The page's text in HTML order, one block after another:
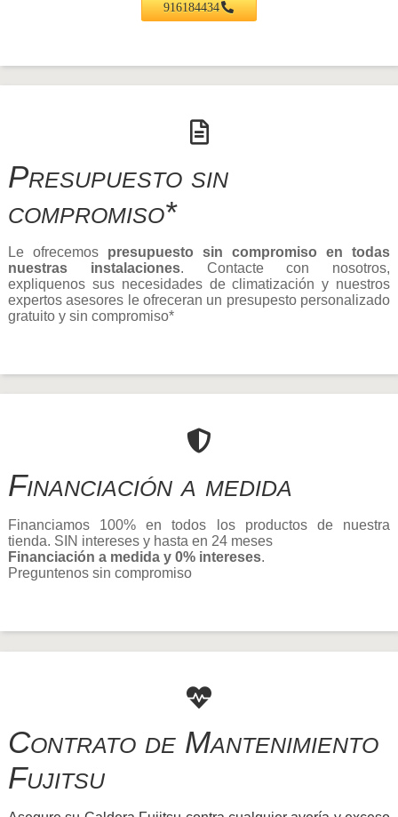
916184434
Presupuesto sin
compromiso*
Le ofrecemos presupuesto sin compromiso en todas
nuestras instalaciones. Contacte con nosotros,
expliquenos sus necesidades de climatización y nuestros
expertos asesores le ofreceran un presupesto personalizado
gratuito y sin compromiso*
Financiación a medida
Financiamos 100% en todos los productos de nuestra
tienda. SIN intereses y hasta en 24 meses
Financiación a medida y 0% intereses.
Preguntenos sin compromiso
Contrato de Mantenimiento
Fujitsu